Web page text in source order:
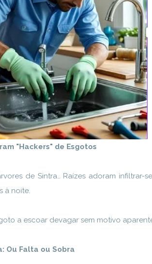
"Hackers" de Esgotos
de Sintra… Raízes adoram infiltrar-
à noite.
a escoar devagar sem motivo
Ou Falta ou Sobra